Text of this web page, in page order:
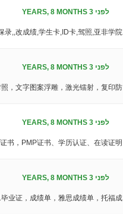
לפני 3 YEARS, 8 MONTHS
,,改成绩,学生卡,ID卡,驾照,亚非学院
לפני 3 YEARS, 8 MONTHS
，文字图案浮雕，激光镭射，复印防
לפני 3 YEARS, 8 MONTHS
书，PMP证书、学历认证、在读证明
לפני 3 YEARS, 8 MONTHS
业证，成绩单，雅思成绩单，托福成